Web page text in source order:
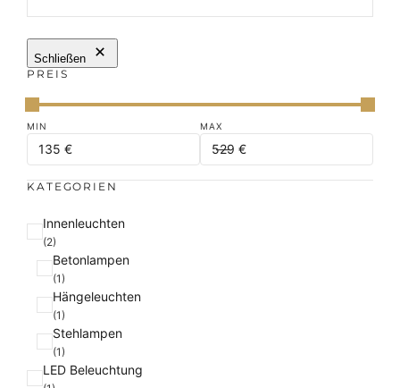
Schließen
PREIS
KATEGORIEN
K
a
Innenleuchten
(2)
Betonlampen
(1)
Hängeleuchten
(1)
Stehlampen
(1)
LED Beleuchtung